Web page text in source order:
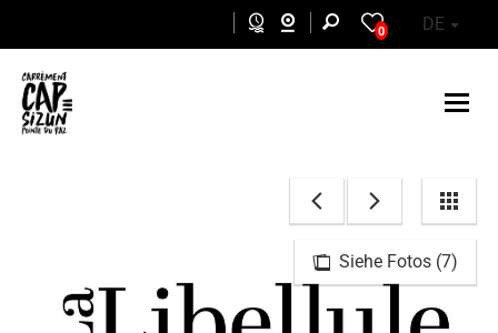
0 DE
Siehe Fotos (7)